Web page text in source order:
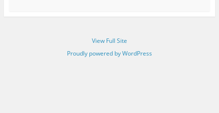
View Full Site
Proudly powered by WordPress